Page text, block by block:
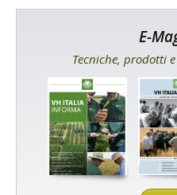
E-
Tecniche, prodotti